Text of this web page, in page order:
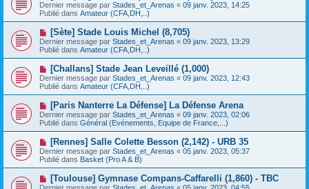
s
a
g
e
u
m
e
s
a
g
e
o
u
v
e
u
m
e
s
a
g
e
Dernier message par Stades_et_Arenas « 09 janv. 2023, 14:25
Publié dans Amateur (CFA,DH,..)
N
o
u
v
e
u
m
e
s
a
g
e
[Sète] Stade Louis Michel (8,705)
Dernier message par Stades_et_Arenas « 09 janv. 2023, 13:29
Publié dans Amateur (CFA,DH,..)
N
o
u
v
e
u
m
e
s
a
g
e
[Challans] Stade Jean Leveillé (1,000)
Dernier message par Stades_et_Arenas « 09 janv. 2023, 12:43
Publié dans Amateur (CFA,DH,..)
N
o
u
v
e
u
m
e
s
[Paris Nanterre La Défense] La Défense Arena
Dernier message par Stades_et_Arenas « 09 janv. 2023, 02:06
Publié dans Général (Evénements, Equipe de France,...)
N
o
u
v
e
[Rennes] Salle Colette Besson (2,142) - URB 35
Dernier message par Stades_et_Arenas « 05 janv. 2023, 05:37
Publié dans Basket (Pro A & B)
N
o
[Toulouse] Gymnase Compans-Caffarelli (1,860) - TBC
Dernier message par Stades_et_Arenas « 05 janv. 2023, 04:55